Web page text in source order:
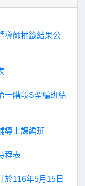
導師抽籤結果公
一階段S型編班結
導上課編班
程表
於116年5月15日